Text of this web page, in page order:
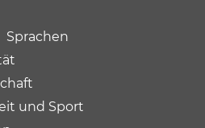
Sprachen
und Sport